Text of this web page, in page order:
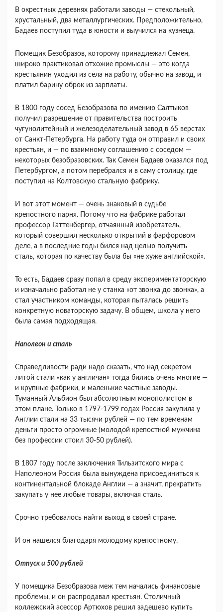
В окрестных деревнях работали заводы — стекольный,
хрустальный, два металлургических. Предположительно,
Бадаев поступил туда в юности и выучился на кузнеца.
Помещик Безобразов, которому принадлежал Семен,
широко практиковал отхожие промыслы — это когда
крестьянин уходил из села на работу, обычно на завод, и
платил барину оброк из зарплаты.
В 1800 году сосед Безобразова по имению Салтыков
получил разрешение от правительства построить
чугунолитейный и железоделательный завод в 65 верстах
от Санкт-Петербурга. На работу туда он отправил и своих
крестьян, и — по взаимному соглашению с соседом —
некоторых безобразовских. Так Семен Бадаев оказался под
Петербургом, а потом перебрался и в саму столицу, где
поступил на Колтовскую стальную фабрику.
И вот этот момент — очень знаковый в судьбе
крепостного парня. Потому что на фабрике работал
профессор Гаттенбергер, отчаянный изобретатель,
который совершил несколько открытий в фарфоровом
деле, а в последние годы бился над целью получить
сталь, которая по качеству была бы «не хуже английской».
То есть, Бадаев сразу попал в среду экспериментаторскую
и изначально работал не у станка «от звонка до звонка», а
стал участником команды, которая пыталась решить
конкретную новаторскую задачу. В общем, школа у него
была самая подходящая.
Наполеон и сталь
Справедливости ради надо сказать, что над секретом
литой стали «как у англичан» тогда бились очень многие —
и крупные фабрики, и маленькие частные заводы.
Туманный Альбион был абсолютным монополистом в
этом плане. Только в 1797-1799 годах Россия закупила у
Англии стали на 33 тысячи рублей — по тем временам
деньги просто огромные (молодой крепостной мужчина
без профессии стоил 30-50 рублей).
В 1807 году после заключения Тильзитского мира с
Наполеоном Россия была вынуждена присоединиться к
континентальной блокаде Англии — а значит, прекратить
закупать у нее любые товары, включая сталь.
Срочно требовалось найти выход в своей стране.
И он нашелся благодаря молодому крепостному.
Отпуск и 500 рублей
У помещика Безобразова меж тем начались финансовые
проблемы, и он распродавал крестьян. Столичный
коллежский асессор Артюхов решил задешево купить